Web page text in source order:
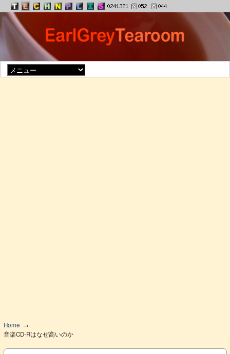
Home
音楽CD-Rはなぜ高いのか